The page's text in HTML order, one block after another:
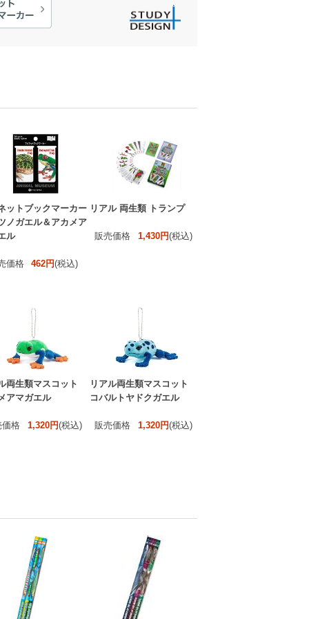
ットブックマーカー
ノガエル＆アカメア
ル
価格 462円(税込)
リアル 両生類 トランプ
販売価格 1,430円(税込)
両生類マスコット
アマガエル
価格 1,320円(税込)
リアル両生類マスコット
コバルトヤドクガエル
販売価格 1,320円(税込)